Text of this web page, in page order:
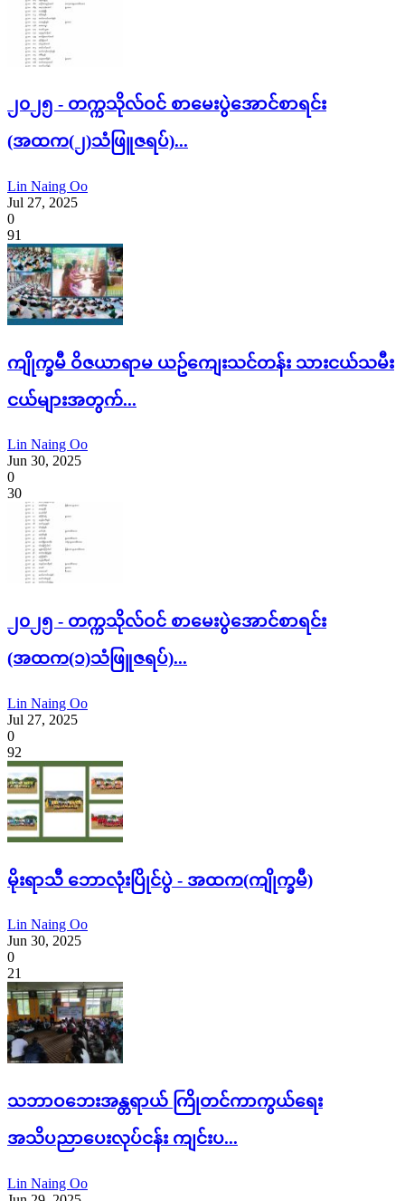
၂၀၂၅ - တက္ကသိုလ်ဝင် စာမေးပွဲအောင်စာရင်း
(အထက(၂)သံဖြူဇရပ်)...
Lin Naing Oo
Jul 27, 2025
0
91
ကျိုက္ခမီ ဝိဇယာရာမ ယဥ်ကျေးသင်တန်း သားငယ်သမီး
ငယ်များအတွက်...
Lin Naing Oo
Jun 30, 2025
0
30
၂၀၂၅ - တက္ကသိုလ်ဝင် စာမေးပွဲအောင်စာရင်း
(အထက(၁)သံဖြူဇရပ်)...
Lin Naing Oo
Jul 27, 2025
0
92
မိုးရာသီ ဘောလုံးပြိုင်ပွဲ - အထက(ကျိုက္ခမီ)
Lin Naing Oo
Jun 30, 2025
0
21
သဘာဝဘေးအန္တရာယ် ကြိုတင်ကာကွယ်ရေး
အသိပညာပေးလုပ်ငန်း ကျင်းပ...
Lin Naing Oo